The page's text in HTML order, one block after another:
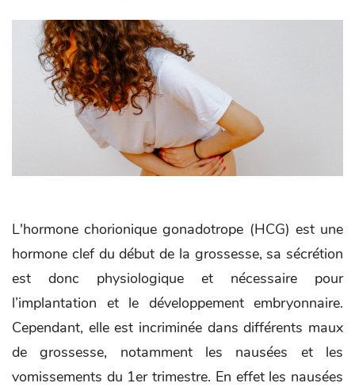
L'hormone chorionique gonadotrope (HCG) est une
hormone clef du début de la grossesse, sa sécrétion
est donc physiologique et nécessaire pour
l’implantation et le développement embryonnaire.
Cependant, elle est incriminée dans différents maux
de grossesse, notamment les nausées et les
vomissements du 1er trimestre. En effet les nausées